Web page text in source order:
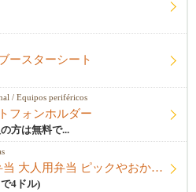
ースターシート
/ Equipos periféricos
フォンホルダー
方は無料で...
Bento キッズ用お弁当 大人用弁当 ピックやおかずカップ他
4ドル)